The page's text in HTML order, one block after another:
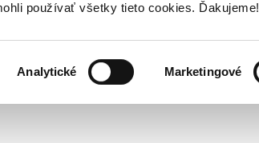
používať všetky tieto cookies. Ďakujeme!
Analytické Marketingové